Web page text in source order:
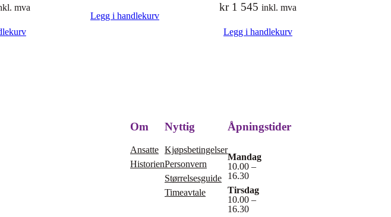
mva
Legg i handlekurv
kr1 545 inkl. mva
Legg i handlekurv
Om
Ansatte
Historien
Nyttig
Kjøpsbetingelser
Personvern
Størrelsesguide
Timeavtale
Åpningstider
Mandag
10.00 –
16.30
Tirsdag
10.00 –
16.30